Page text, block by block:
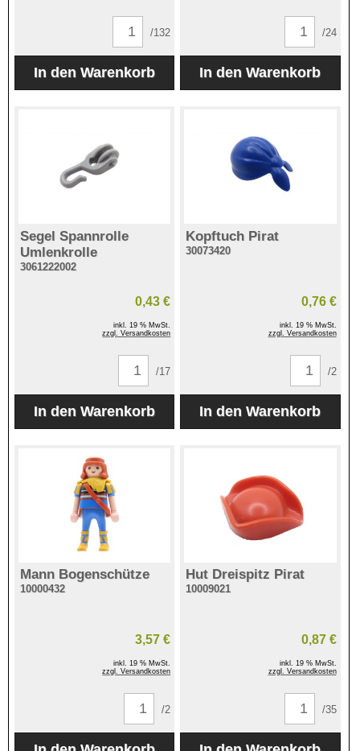
/132 /24
Segel Spannrolle
Umlenkrolle
3061222002
0,43 €
inkl. 19 % MwSt.
zzgl. Versandkosten
/17
Kopftuch Pirat
30073420
0,76 €
inkl. 19 % MwSt.
zzgl. Versandkosten
/2
Mann Bogenschütze
10000432
3,57 €
inkl. 19 % MwSt.
zzgl. Versandkosten
/2
Hut Dreispitz Pirat
10009021
0,87 €
inkl. 19 % MwSt.
zzgl. Versandkosten
/35